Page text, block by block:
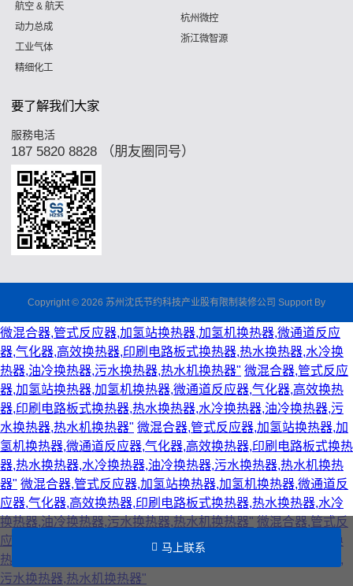
马上联系
航空 & 航天
动力总成
工业气体
精细化工
杭州微控
浙江微智源
要了解我们大家
服務电活
187 5820 8828 （朋友圈同号）
Copyright © 2026 苏州沈氏节约科技产业股有限制装修公司 Support By
微混合器,管式反应器,加氢站换热器,加氢机换热器,微通道反应
器,气化器,高效换热器,印刷电路板式换热器,热水换热器,水冷换
热器,油冷换热器,污水换热器,热水机换热器" 微混合器,管式反应
器,加氢站换热器,加氢机换热器,微通道反应器,气化器,高效换热
器,印刷电路板式换热器,热水换热器,水冷换热器,油冷换热器,污
水换热器,热水机换热器" 微混合器,管式反应器,加氢站换热器,加
氢机换热器,微通道反应器,气化器,高效换热器,印刷电路板式换热
器,热水换热器,水冷换热器,油冷换热器,污水换热器,热水机换热
器" 微混合器,管式反应器,加氢站换热器,加氢机换热器,微通道反
应器,气化器,高效换热器,印刷电路板式换热器,热水换热器,水冷
换热器,油冷换热器,污水换热器,热水机换热器" 微混合器,管式反
应器,加氢站换热器,加氢机换热器,微通道反应器,气化器,高效换
热器,印刷电路板式换热器,热水换热器,水冷换热器,油冷换热器,
污水换热器,热水机换热器"